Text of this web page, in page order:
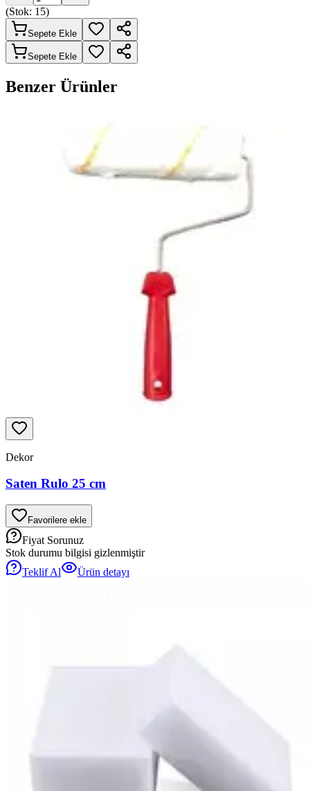
(Stok: 15)
Sepete Ekle
Sepete Ekle
Benzer Ürünler
Dekor
Saten Rulo 25 cm
Favorilere ekle
Fiyat Sorunuz
Stok durumu bilgisi gizlenmiştir
Teklif Al
Ürün detayı